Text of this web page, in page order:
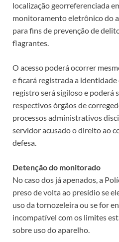
localização georreferenciada
monitoramento eletrônico do
para fins de prevenção de
flagrantes.
O acesso poderá ocorrer
e ficará registrada a
registro será sigiloso e poderá
respectivos órgãos de
processos administrativos
servidor acusado o direito ao
defesa.
Detenção do monitorado
No caso dos já apenados, a
preso de volta ao presídio se
uso da tornozeleira ou se for
incompatível com os limites
sobre uso do aparelho.